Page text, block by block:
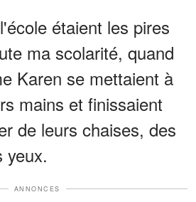
étaient les pires
ma scolarité, quand
Karen se mettaient à
mains et finissaient
de leurs chaises, des
yeux.
ANNONCES